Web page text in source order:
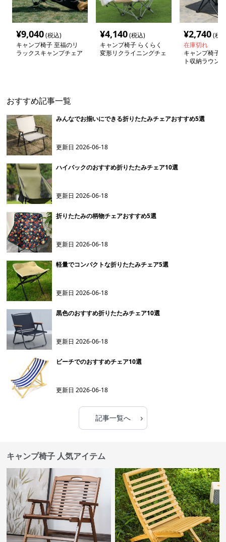
¥9,040(税込)
キャンプ椅子 至福のリ
ラックスキャンプチェア
¥4,140(税込)
キャンプ椅子 らくらく
変形リクライニングチェ
¥2,740(税
在庫切れ
キャンプ椅子
ト収納ラウン
おすすめ記事一覧
みんなでお揃いにできる折りたたみチェアおすすめ5選
更新日2026-06-18
ハイバックのおすすめ折りたたみチェア10選
更新日2026-06-18
折りたたみの柄物チェアおすすめ5選
更新日2026-06-18
軽量でコンパクトな折りたたみチェア5選
更新日2026-06-18
黒色のおすすめ折りたたみチェア10選
更新日2026-06-18
ビーチでのおすすめチェア10選
更新日2026-06-18
記事一覧へ ›
キャンプ椅子 人気アイテム